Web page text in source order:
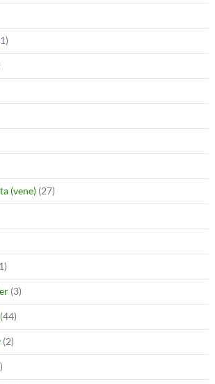
(vene) (27)
(3)
(44)
(2)